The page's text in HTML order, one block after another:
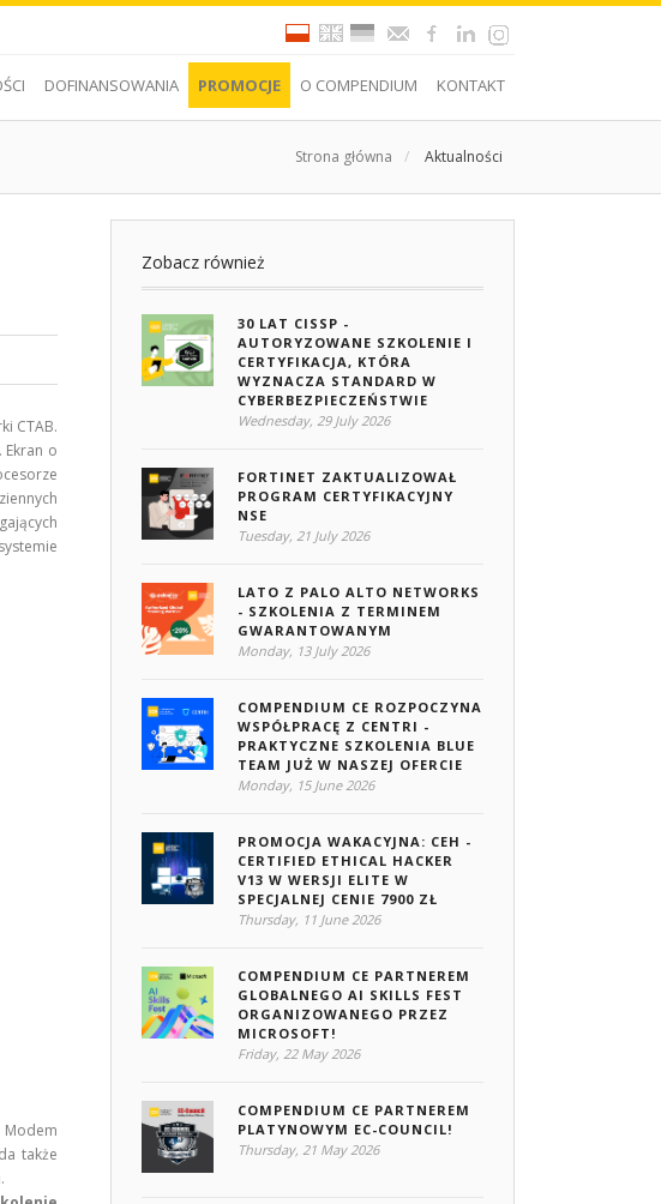
DOFINANSOWANIA PROMOCJE O COMPENDIUM KONTAKT
Strona główna / Aktualności
CTAB.
Ekran o
także
Zobacz również
30 LAT CISSP -
AUTORYZOWANE SZKOLENIE I
CERTYFIKACJA, KTÓRA
WYZNACZA STANDARD W
CYBERBEZPIECZEŃSTWIE
Wednesday, 29 July 2026
FORTINET ZAKTUALIZOWAŁ
PROGRAM CERTYFIKACYJNY
NSE
Tuesday, 21 July 2026
LATO Z PALO ALTO NETWORKS
- SZKOLENIA Z TERMINEM
GWARANTOWANYM
Monday, 13 July 2026
COMPENDIUM CE ROZPOCZYNA
WSPÓŁPRACĘ Z CENTRI -
PRAKTYCZNE SZKOLENIA BLUE
TEAM JUŻ W NASZEJ OFERCIE
Monday, 15 June 2026
PROMOCJA WAKACYJNA: CEH -
CERTIFIED ETHICAL HACKER
V13 W WERSJI ELITE W
SPECJALNEJ CENIE 7900 ZŁ
Thursday, 11 June 2026
COMPENDIUM CE PARTNEREM
GLOBALNEGO AI SKILLS FEST
ORGANIZOWANEGO PRZEZ
MICROSOFT!
Friday, 22 May 2026
COMPENDIUM CE PARTNEREM
PLATYNOWYM EC-COUNCIL!
Thursday, 21 May 2026